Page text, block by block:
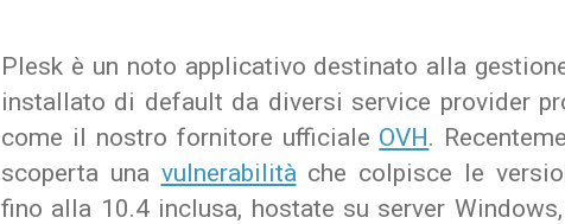
Plesk è un noto applicativo destinato alla
installato di default da diversi service provider
come il nostro fornitore ufficiale OVH.
scoperta una vulnerabilità che colpisce le
fino alla 10.4 inclusa, hostate su server